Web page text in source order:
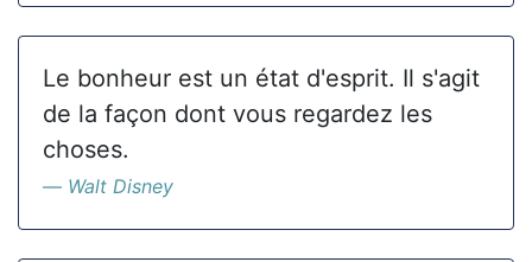
Le bonheur est un état d'esprit. Il s'agit
de la façon dont vous regardez les
choses.
Walt Disney